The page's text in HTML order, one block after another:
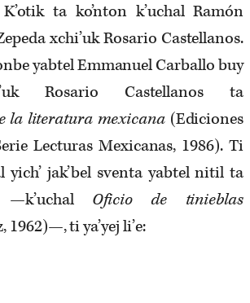
ta ko’nton k’uchal Ramón
xchi’uk Rosario Castellanos.
yabtel Emmanuel Carballo buy
Rosario Castellanos ta
la literatura mexicana (Ediciones
Lecturas Mexicanas, 1986). Ti
yich’ jak’bel sventa yabtel nitil ta
—k’uchal Oficio de tinieblas
ti ya’yej li’e: